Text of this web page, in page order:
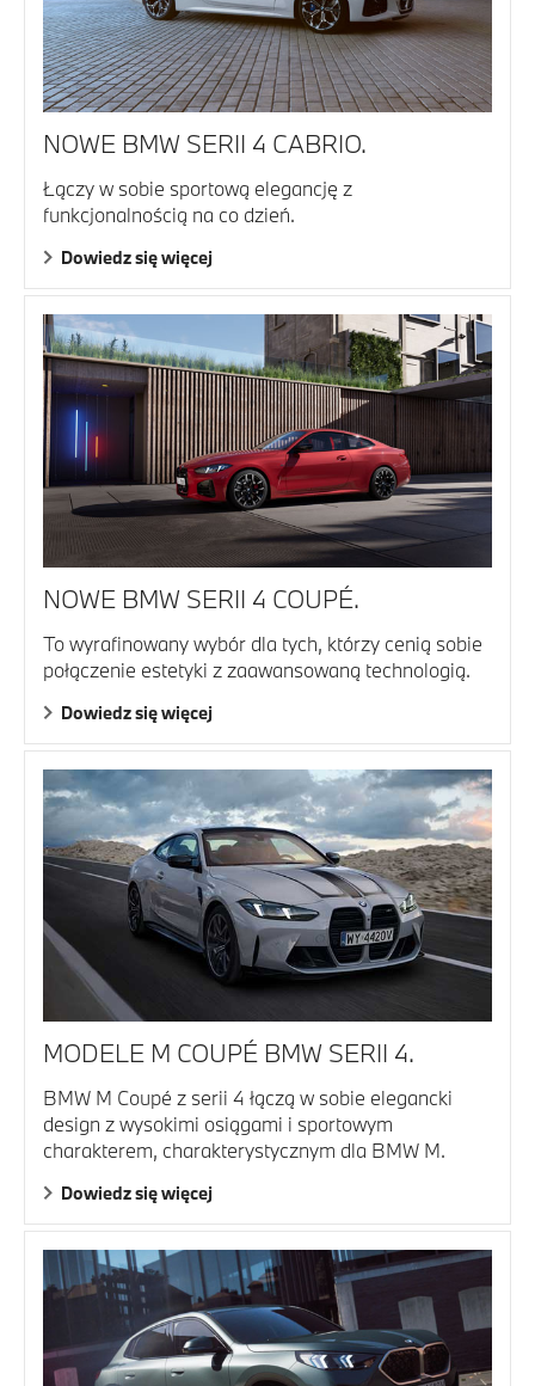
NOWE BMW SERII 4 CABRIO.
Łączy w sobie sportową elegancję z
funkcjonalnością na co dzień.
Dowiedz się więcej
NOWE BMW SERII 4 COUPÉ.
To wyrafinowany wybór dla tych, którzy cenią sobie
połączenie estetyki z zaawansowaną technologią.
Dowiedz się więcej
MODELE M COUPÉ BMW SERII 4.
BMW M Coupé z serii 4 łączą w sobie elegancki
design z wysokimi osiągami i sportowym
charakterem, charakterystycznym dla BMW M.
Dowiedz się więcej